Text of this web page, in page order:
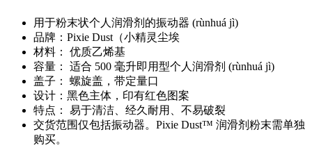
用于粉末状个人润滑剂的振动器 (rùnhuá jì)
品牌：Pixie Dust（小精灵尘埃
材料： 优质乙烯基
容量： 适合 500 毫升即用型个人润滑剂 (rùnhuá jì)
盖子： 螺旋盖，带定量口
设计：黑色主体，印有红色图案
特点： 易于清洁、经久耐用、不易破裂
交货范围仅包括振动器。Pixie Dust™ 润滑剂粉末需单独
购买。